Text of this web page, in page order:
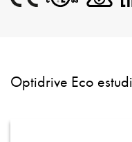
Optidrive Eco